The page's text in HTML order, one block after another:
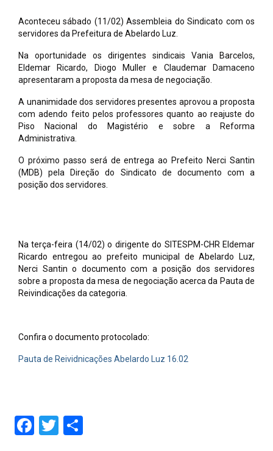
Aconteceu sábado (11/02) Assembleia do Sindicato com os
servidores da Prefeitura de Abelardo Luz.
Na oportunidade os dirigentes sindicais Vania Barcelos,
Eldemar Ricardo, Diogo Muller e Claudemar Damaceno
apresentaram a proposta da mesa de negociação.
A unanimidade dos servidores presentes aprovou a proposta
com adendo feito pelos professores quanto ao reajuste do
Piso Nacional do Magistério e sobre a Reforma
Administrativa.
O próximo passo será de entrega ao Prefeito Nerci Santin
(MDB) pela Direção do Sindicato de documento com a
posição dos servidores.
Na terça-feira (14/02) o dirigente do SITESPM-CHR Eldemar
Ricardo entregou ao prefeito municipal de Abelardo Luz,
Nerci Santin o documento com a posição dos servidores
sobre a proposta da mesa de negociação acerca da Pauta de
Reivindicações da categoria.
Confira o documento protocolado:
Pauta de Reividnicações Abelardo Luz 16.02
Facebook
Twitter